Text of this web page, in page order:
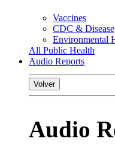
Vaccines
CDC & Disease
Environmental
All Public Health
Audio Reports
Volver
Audio